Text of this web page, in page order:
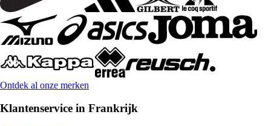
Ontdek al onze merken
Klantenservice in Frankrijk